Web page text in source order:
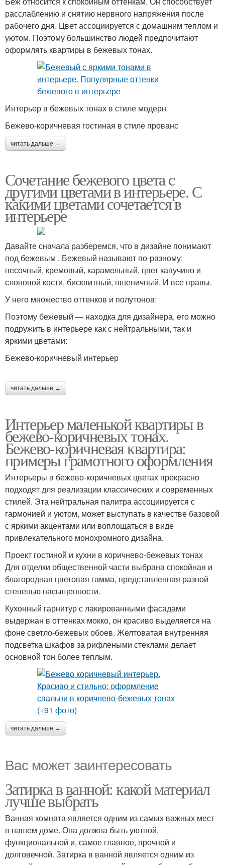
расслаблению и снятию нервного напряжения после
рабочего дня. Цвет ассоциируется с домашним теплом и
уютом. Поэтому большинство людей предпочитают
оформлять квартиры в бежевых тонах.
Интерьер в бежевых тонах в стиле модерн
Бежево-коричневая гостиная в стиле прованс
читать дальше →
Сочетание бежевого цвета с
другими цветами в интерьере. С
какими цветами сочетается в
интерьере
Давайте сначала разберемся, что в дизайне понимают
под бежевым . Бежевый называют по-разному:
песочный, кремовый, карамельный, цвет капучино и
слоновой кости, бисквитный, пшеничный. И все правы.
У него множество оттенков и полутонов:
Поэтому бежевый — находка для дизайнера, его можно
подружить в интерьере как с нейтральными, так и
яркими цветами:
Бежево-коричневый интерьер
читать дальше →
Интерьер маленькой квартиры в
бежево-коричневых тонах.
Бежево-коричневая квартира:
примеры грамотного оформления
Интерьеры в бежево-коричневых цветах прекрасно
подходят для реализации классических и современных
стилей. Эта нейтральная палитра ассоциируется с
гармонией и уютом, может выступать в качестве базовой
с яркими акцентами или воплощаться в виде
привлекательного монохромного дизайна.
Проект гостиной и кухни в коричнево-бежевых тонах
Для отделки общественной части выбрана спокойная и
благородная цветовая гамма, представленная разной
степенью насыщенности.
Кухонный гарнитур с лакированными фасадами
выдержан в оттенках мокко, он красиво выделяется на
фоне светло-бежевых обоев. Желтоватая внутренняя
подсветка шкафов за рифлеными стеклами делает
основной тон более теплым.
читать дальше →
Вас может заинтересовать
Затирка в ванной: какой материал
лучше выбрать
Ванная комната является одним из самых важных мест
в нашем доме. Она должна быть уютной,
функциональной и, самое главное, прочной и
долговечной. Затирка в ванной является одним из